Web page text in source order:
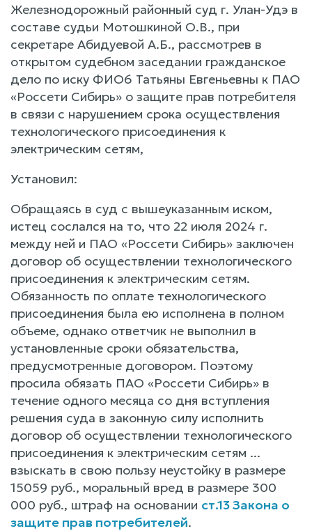
Железнодорожный районный суд г. Улан-Удэ в
составе судьи Мотошкиной О.В., при
секретаре Абидуевой А.Б., рассмотрев в
открытом судебном заседании гражданское
дело по иску ФИО6 Татьяны Евгеньевны к ПАО
«Россети Сибирь» о защите прав потребителя
в связи с нарушением срока осуществления
технологического присоединения к
электрическим сетям,
Установил:
Обращаясь в суд с вышеуказанным иском,
истец сослался на то, что 22 июля 2024 г.
между ней и ПАО «Россети Сибирь» заключен
договор об осуществлении технологического
присоединения к электрическим сетям.
Обязанность по оплате технологического
присоединения была ею исполнена в полном
объеме, однако ответчик не выполнил в
установленные сроки обязательства,
предусмотренные договором. Поэтому
просила обязать ПАО «Россети Сибирь» в
течение одного месяца со дня вступления
решения суда в законную силу исполнить
договор об осуществлении технологического
присоединения к электрическим сетям ...
взыскать в свою пользу неустойку в размере
15059 руб., моральный вред в размере 300
000 руб., штраф на основании ст.13 Закона о
защите прав потребителей.